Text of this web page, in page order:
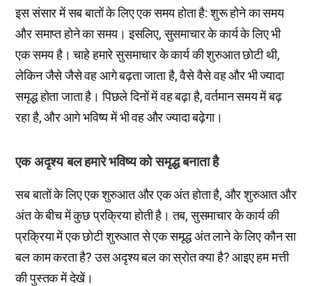
इस संसार में सब बातों के लिए एक समय होता है: शुरू होने का समय
और समाप्त होने का समय। इसलिए, सुसमाचार के कार्य के लिए भी
एक समय है। चाहे हमारे सुसमाचार के कार्य की शुरुआत छोटी थी,
लेकिन जैसे जैसे वह आगे बढ़ता जाता है, वैसे वैसे वह और भी ज्यादा
समृद्ध होता जाता है। पिछले दिनों में वह बढ़ा है, वर्तमान समय में बढ़
रहा है, और आगे भविष्य में भी वह और ज्यादा बढ़ेगा।
एक अदृश्य बल हमारे भविष्य को समृद्ध बनाता है
सब बातों के लिए एक शुरुआत और एक अंत होता है, और शुरुआत और
अंत के बीच में कुछ प्रक्रिया होती है। तब, सुसमाचार के कार्य की
प्रक्रिया में एक छोटी शुरुआत से एक समृद्ध अंत लाने के लिए कौन सा
बल काम करता है? उस अदृश्य बल का स्रोत क्या है? आइए हम मत्ती
की पुस्तक में देखें।